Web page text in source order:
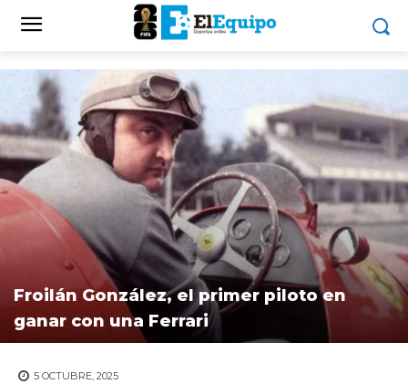
Froilán González, el primer piloto en
ganar con una Ferrari
5 OCTUBRE, 2025